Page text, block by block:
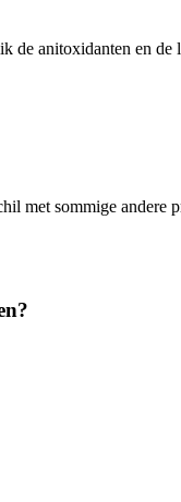
de anitoxidanten en
met sommige